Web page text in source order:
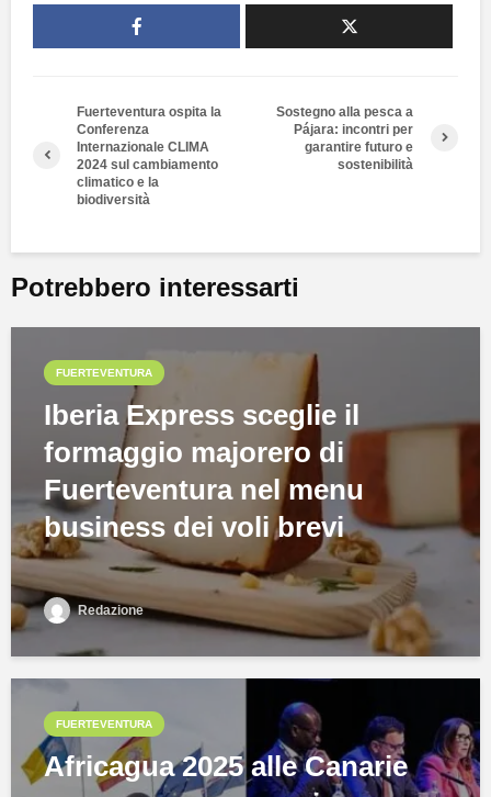
Fuerteventura ospita la
Conferenza
Internazionale CLIMA
2024 sul cambiamento
climatico e la
biodiversità
Sostegno alla pesca a
Pájara: incontri per
garantire futuro e
sostenibilità
Potrebbero interessarti
FUERTEVENTURA
Iberia Express sceglie il
formaggio majorero di
Fuerteventura nel menu
business dei voli brevi
Redazione
FUERTEVENTURA
Africagua 2025 alle Canarie